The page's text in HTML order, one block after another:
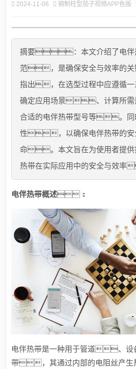
2024-11-06 钢制柱型茄子视频APP色版
摘要：本文介绍了电伴
范，是确保安全与效率的
指出，在选型过程中应遵循
确定应用场景、计算所
合适的电伴热带型号等。同
性，以确保电伴热带的安
命。本文旨在为使用者提
热带在实际应用中的安全与效率
电伴热带概述：
电伴热带是一种用于管道、设
带，其通过内部的电阻丝产